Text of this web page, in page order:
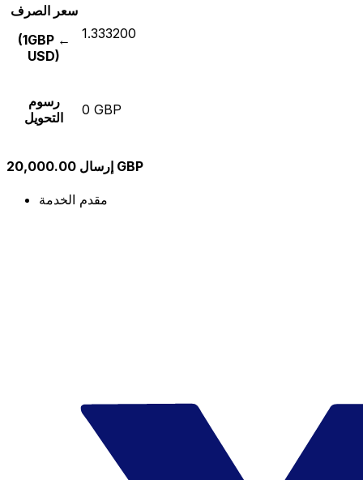
سعر الصرف
(1GBP ←
USD)
1.333200
رسوم
التحويل
0 GBP
إرسال 20,000.00 GBP
مقدم الخدمة